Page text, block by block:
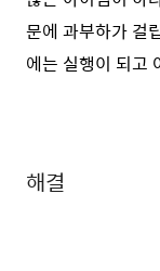
문에 과부하가 걸
에는 실행이 되고
해결